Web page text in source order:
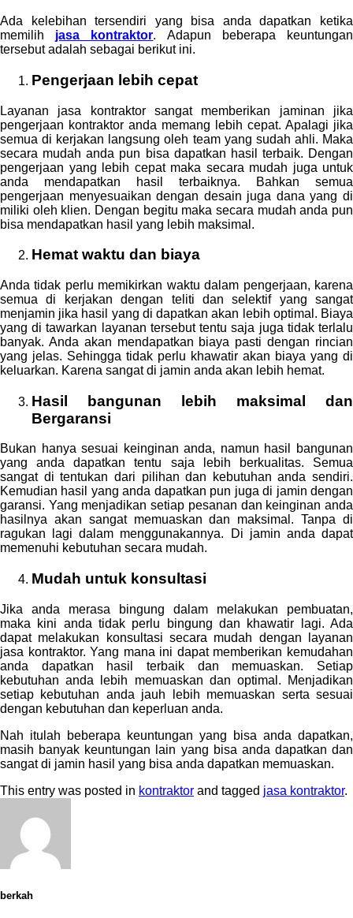
Ada kelebihan tersendiri yang bisa anda dapatkan ketika
memilih jasa kontraktor. Adapun beberapa keuntungan
tersebut adalah sebagai berikut ini.
Pengerjaan lebih cepat
Layanan jasa kontraktor sangat memberikan jaminan jika
pengerjaan kontraktor anda memang lebih cepat. Apalagi jika
semua di kerjakan langsung oleh team yang sudah ahli. Maka
secara mudah anda pun bisa dapatkan hasil terbaik. Dengan
pengerjaan yang lebih cepat maka secara mudah juga untuk
anda mendapatkan hasil terbaiknya. Bahkan semua
pengerjaan menyesuaikan dengan desain juga dana yang di
miliki oleh klien. Dengan begitu maka secara mudah anda pun
bisa mendapatkan hasil yang lebih maksimal.
Hemat waktu dan biaya
Anda tidak perlu memikirkan waktu dalam pengerjaan, karena
semua di kerjakan dengan teliti dan selektif yang sangat
menjamin jika hasil yang di dapatkan akan lebih optimal. Biaya
yang di tawarkan layanan tersebut tentu saja juga tidak terlalu
banyak. Anda akan mendapatkan biaya pasti dengan rincian
yang jelas. Sehingga tidak perlu khawatir akan biaya yang di
keluarkan. Karena sangat di jamin anda akan lebih hemat.
Hasil bangunan lebih maksimal dan
Bergaransi
Bukan hanya sesuai keinginan anda, namun hasil bangunan
yang anda dapatkan tentu saja lebih berkualitas. Semua
sangat di tentukan dari pilihan dan kebutuhan anda sendiri.
Kemudian hasil yang anda dapatkan pun juga di jamin dengan
garansi. Yang menjadikan setiap pesanan dan keinginan anda
hasilnya akan sangat memuaskan dan maksimal. Tanpa di
ragukan lagi dalam menggunakannya. Di jamin anda dapat
memenuhi kebutuhan secara mudah.
Mudah untuk konsultasi
Jika anda merasa bingung dalam melakukan pembuatan,
maka kini anda tidak perlu bingung dan khawatir lagi. Ada
dapat melakukan konsultasi secara mudah dengan layanan
jasa kontraktor. Yang mana ini dapat memberikan kemudahan
anda dapatkan hasil terbaik dan memuaskan. Setiap
kebutuhan anda lebih memuaskan dan optimal. Menjadikan
setiap kebutuhan anda jauh lebih memuaskan serta sesuai
dengan kebutuhan dan keperluan anda.
Nah itulah beberapa keuntungan yang bisa anda dapatkan,
masih banyak keuntungan lain yang bisa anda dapatkan dan
sangat di jamin hasil yang bisa anda dapatkan memuaskan.
This entry was posted in kontraktor and tagged jasa kontraktor.
berkah